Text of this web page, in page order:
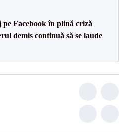
pe Facebook în plină criză
demis continuă să se laude